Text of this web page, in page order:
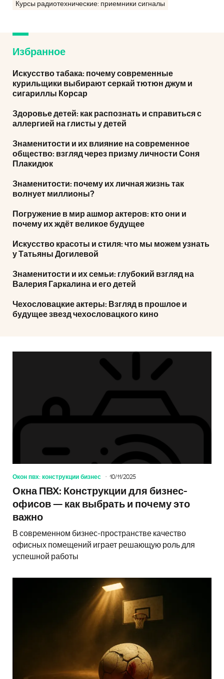
Курсы радиотехнические: приемники сигналы
Избранное
Искусство табака: почему современные
курильщики выбирают серкай тютюн джум и
сигариллы Корсар
Здоровье детей: как распознать и справиться с
аллергией на глисты у детей
Знаменитости и их влияние на современное
общество: взгляд через призму личности Соня
Плакидюк
Знаменитости: почему их личная жизнь так
волнует миллионы?
Погружение в мир ашмор актеров: кто они и
почему их ждёт великое будущее
Искусство красоты и стиля: что мы можем узнать
у Татьяны Догилевой
Знаменитости и их семьи: глубокий взгляд на
Валерия Гаркалина и его детей
Чехословацкие актеры: Взгляд в прошлое и
будущее звезд чехословацкого кино
Окон пвх: конструкции бизнес 10/11/2025
Окна ПВХ: Конструкции для бизнес-
офисов — как выбрать и почему это
важно
В современном бизнес-пространстве качество
офисных помещений играет решающую роль для
успешной работы